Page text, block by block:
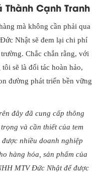
Thành Cạnh Tranh
mà không cần phải qua
Nhật sẽ đem lại chi phí
Chắc chắn rằng, với
sẽ là đối tác hoàn hảo,
đường phát triển bền vững
đây đã cung cấp thông
và cần thiết của tem
nhiều doanh nghiệp
hàng hóa, sản phẩm của
MTV Đức Nhật để được